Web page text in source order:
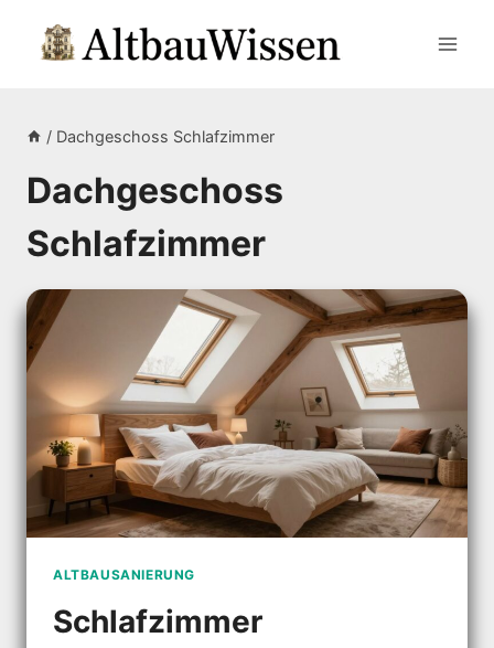
Inhalt
/ Dachgeschoss Schlafzimmer
Dachgeschoss
Schlafzimmer
ALTBAUSANIERUNG
Schlafzimmer